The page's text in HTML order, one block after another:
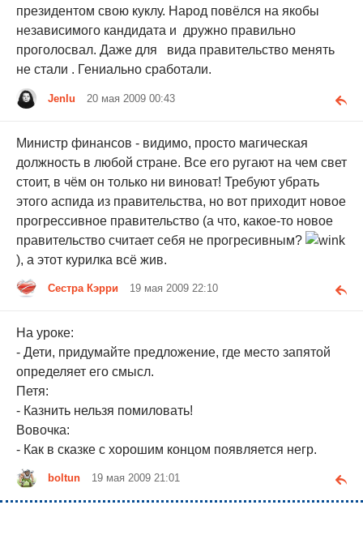
президентом свою куклу. Народ повёлся на якобы
независимого кандидата и дружно правильно
проголосвал. Даже для вида правительство менять
не стали . Гениально сработали.
Jenlu 20 мая 2009 00:43
Министр финансов - видимо, просто магическая
должность в любой стране. Все его ругают на чем свет
стоит, в чём он только ни виноват! Требуют убрать
этого аспида из правительства, но вот приходит новое
прогрессивное правительство (а что, какое-то новое
правительство считает себя не прогресивным?
), а этот курилка всё жив.
Сестра Кэрри 19 мая 2009 22:10
На уроке:
- Дети, придумайте предложение, где место запятой
определяет его смысл.
Петя:
- Казнить нельзя помиловать!
Вовочка:
- Как в сказке с хорошим концом появляется негр.
boltun 19 мая 2009 21:01